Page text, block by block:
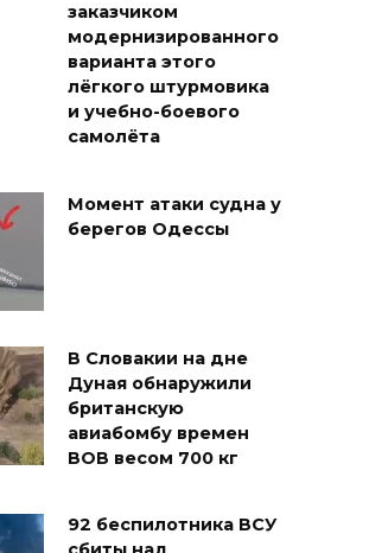
заказчиком
модернизированного
варианта этого
лёгкого штурмовика
и учебно-боевого
самолёта
Момент атаки судна у
берегов Одессы
В Словакии на дне
Дуная обнаружили
британскую
авиабомбу времен
ВОВ весом 700 кг
92 беспилотника ВСУ